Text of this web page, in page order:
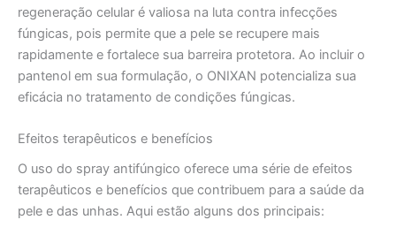
regeneração celular é valiosa na luta contra infecções
fúngicas, pois permite que a pele se recupere mais
rapidamente e fortalece sua barreira protetora. Ao incluir o
pantenol em sua formulação, o ONIXAN potencializa sua
eficácia no tratamento de condições fúngicas.
Efeitos terapêuticos e benefícios
O uso do spray antifúngico oferece uma série de efeitos
terapêuticos e benefícios que contribuem para a saúde da
pele e das unhas. Aqui estão alguns dos principais: